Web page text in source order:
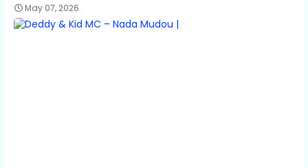
May 07, 2026